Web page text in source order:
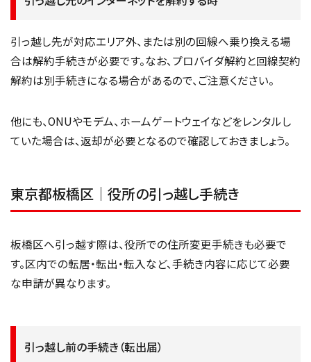
引っ越し先が対応エリア外、または別の回線へ乗り換える場
合は解約手続きが必要です。なお、プロバイダ解約と回線契約
解約は別手続きになる場合があるので、ご注意ください。
他にも、ONUやモデム、ホームゲートウェイなどをレンタルし
ていた場合は、返却が必要となるので確認しておきましょう。
東京都板橋区｜役所の引っ越し手続き
板橋区へ引っ越す際は、役所での住所変更手続きも必要で
す。区内での転居・転出・転入など、手続き内容に応じて必要
な申請が異なります。
引っ越し前の手続き（転出届）